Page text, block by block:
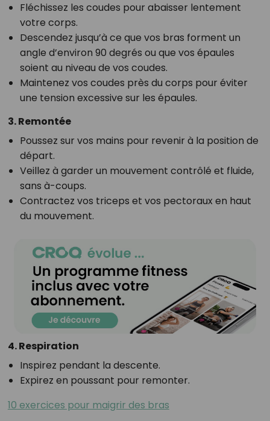
Fléchissez les coudes pour abaisser lentement
votre corps.
Descendez jusqu’à ce que vos bras forment un
angle d’environ 90 degrés ou que vos épaules
soient au niveau de vos coudes.
Maintenez vos coudes près du corps pour éviter
une tension excessive sur les épaules.
3. Remontée
Poussez sur vos mains pour revenir à la position de
départ.
Veillez à garder un mouvement contrôlé et fluide,
sans à-coups.
Contractez vos triceps et vos pectoraux en haut
du mouvement.
4. Respiration
Inspirez pendant la descente.
Expirez en poussant pour remonter.
10 exercices pour maigrir des bras